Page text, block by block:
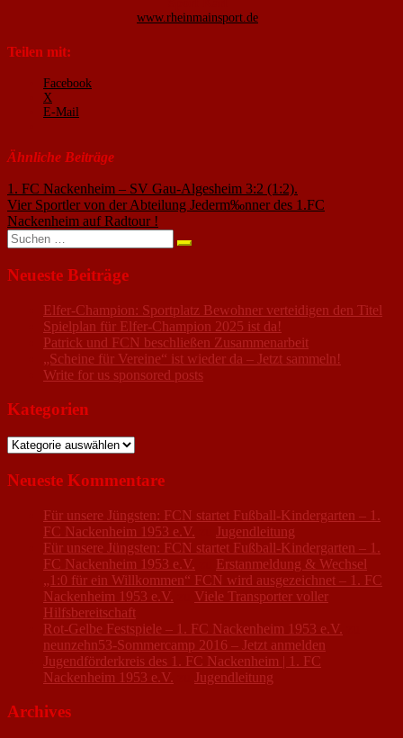
www.rheinmainsport.de
Teilen mit:
Facebook
X
E-Mail
Ähnliche Beiträge
Beitragsnavigation
1. FC Nackenheim – SV Gau-Algesheim 3:2 (1:2).
Vier Sportler von der Abteilung Jederm‰nner des 1.FC
Nackenheim auf Radtour !
Suchen
nach:
Neueste Beiträge
Elfer-Champion: Sportplatz Bewohner verteidigen den Titel
Spielplan für Elfer-Champion 2025 ist da!
Patrick und FCN beschließen Zusammenarbeit
„Scheine für Vereine“ ist wieder da – Jetzt sammeln!
Write for us sponsored posts
Kategorien
Kategorien
Neueste Kommentare
Für unsere Jüngsten: FCN startet Fußball-Kindergarten – 1.
FC Nackenheim 1953 e.V.
Jugendleitung
Für unsere Jüngsten: FCN startet Fußball-Kindergarten – 1.
FC Nackenheim 1953 e.V.
Erstanmeldung & Wechsel
„1:0 für ein Willkommen“ FCN wird ausgezeichnet – 1. FC
Nackenheim 1953 e.V.
Viele Transporter voller
Hilfsbereitschaft
Rot-Gelbe Festspiele – 1. FC Nackenheim 1953 e.V.
neunzehn53-Sommercamp 2016 – Jetzt anmelden
Jugendförderkreis des 1. FC Nackenheim | 1. FC
Nackenheim 1953 e.V.
Jugendleitung
Archives